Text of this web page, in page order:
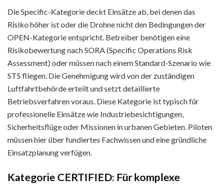
Die Specific-Kategorie deckt Einsätze ab, bei denen das
Risiko höher ist oder die Drohne nicht den Bedingungen der
OPEN-Kategorie entspricht. Betreiber benötigen eine
Risikobewertung nach SORA (Specific Operations Risk
Assessment) oder müssen nach einem Standard-Szenario wie
STS fliegen. Die Genehmigung wird von der zuständigen
Luftfahrtbehörde erteilt und setzt detaillierte
Betriebsverfahren voraus. Diese Kategorie ist typisch für
professionelle Einsätze wie Industriebesichtigungen,
Sicherheitsflüge oder Missionen in urbanen Gebieten. Piloten
müssen hier über fundiertes Fachwissen und eine gründliche
Einsatzplanung verfügen.
Kategorie CERTIFIED: Für komplexe